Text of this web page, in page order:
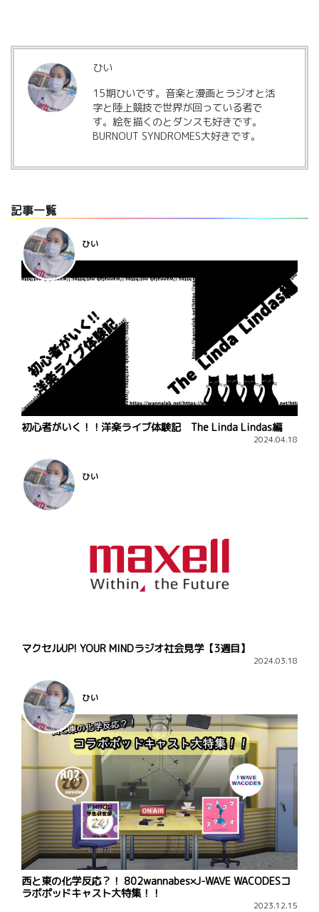
ひい
15期ひいです。音楽と漫画とラジオと活
字と陸上競技で世界が回っている者で
す。絵を描くのとダンスも好きです。
BURNOUT SYNDROMES大好きです。
記事一覧
初心者がいく！！洋楽ライブ体験記 The Linda Lindas編
2024.04.18
ひい
マクセルUP! YOUR MINDラジオ社会見学【3週目】
2024.03.18
ひい
西と東の化学反応？！ 802wannabes×J-WAVE WACODESコ
ラボポッドキャスト大特集！！
2023.12.15
ひい